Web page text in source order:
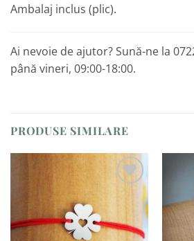
Ambalaj inclus (plic).
Ai nevoie de ajutor? Sună-ne la
până vineri, 09:00-18:00.
PRODUSE SIMILARE
Favorite